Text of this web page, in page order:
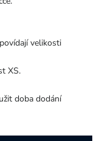
velikosti
XS.
doba dodání